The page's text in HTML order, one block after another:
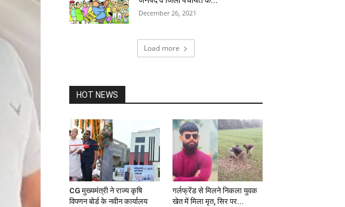
December 26, 2021
Load more
HOT NEWS
CG मुख्यमंत्री ने राज्य कृषि
विपणन बोर्ड के नवीन कार्यालय
गर्लफ्रेंड से मिलने निकला युवक
खेत में मिला मृत, सिर पर...